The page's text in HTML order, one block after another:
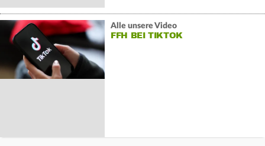
Alle unsere Video
FFH BEI TIKTOK